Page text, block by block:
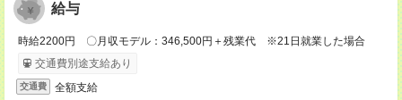
給与
時給2200円 〇月収モデル：346,500円＋残業代 ※21日就業した場合
交通費別途支給あり
交通費 全額支給